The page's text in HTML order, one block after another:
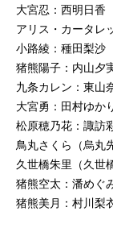
大宮忍：西明日香
アリス・カータレ
小路綾：種田梨沙
猪熊陽子：内山夕
九条カレン：東山
大宮勇：田村ゆか
松原穂乃花：諏訪
鳥丸さくら（烏丸
久世橋朱里（久世
猪熊空太：潘めぐ
猪熊美月：村川梨